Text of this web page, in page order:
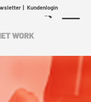
| Kundenlogin